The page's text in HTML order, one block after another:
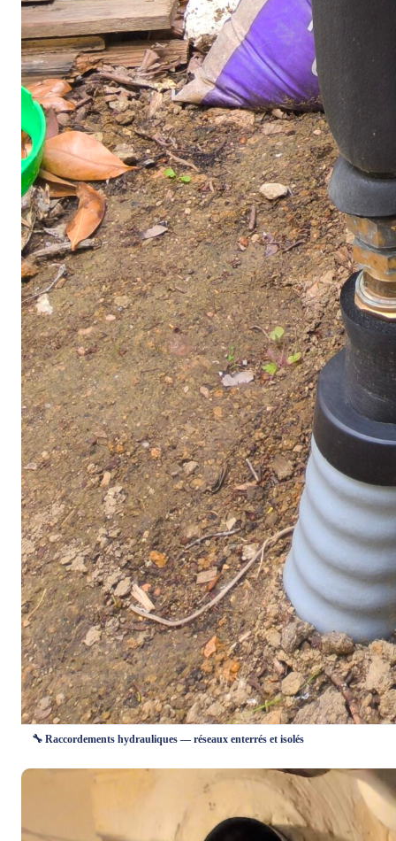
🔧 Raccordements hydrauliques — réseaux enterrés et isolés